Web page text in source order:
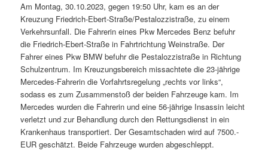
Am Montag, 30.10.2023, gegen 19:50 Uhr, kam es an der
Kreuzung Friedrich-Ebert-Straße/Pestalozzistraße, zu einem
Verkehrsunfall. Die Fahrerin eines Pkw Mercedes Benz befuhr
die Friedrich-Ebert-Straße in Fahrtrichtung Weinstraße. Der
Fahrer eines Pkw BMW befuhr die Pestalozzistraße in Richtung
Schulzentrum. Im Kreuzungsbereich missachtete die 23-jährige
Mercedes-Fahrerin die Vorfahrtsregelung „rechts vor links“,
sodass es zum Zusammenstoß der beiden Fahrzeuge kam. Im
Mercedes wurden die Fahrerin und eine 56-jährige Insassin leicht
verletzt und zur Behandlung durch den Rettungsdienst in ein
Krankenhaus transportiert. Der Gesamtschaden wird auf 7500.-
EUR geschätzt. Beide Fahrzeuge wurden abgeschleppt.